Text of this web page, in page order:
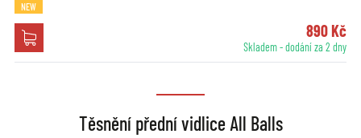
NEW
890 Kč
Skladem - dodání za 2 dny
Těsnění přední vidlice All Balls